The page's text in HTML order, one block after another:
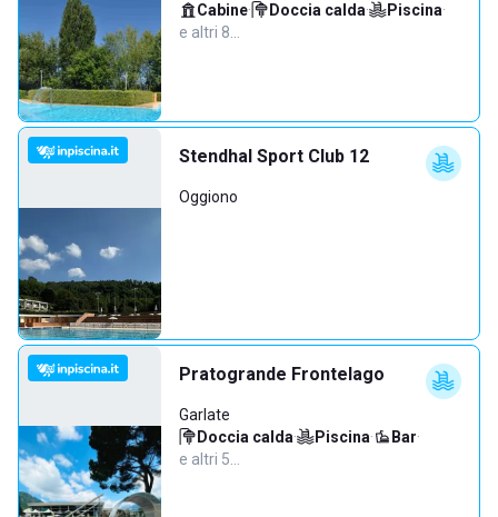
Cabine· Doccia calda· Piscina·
e altri 8…
Stendhal Sport Club 12
Oggiono
Pratogrande Frontelago
Garlate
Doccia calda· Piscina· Bar·
e altri 5…